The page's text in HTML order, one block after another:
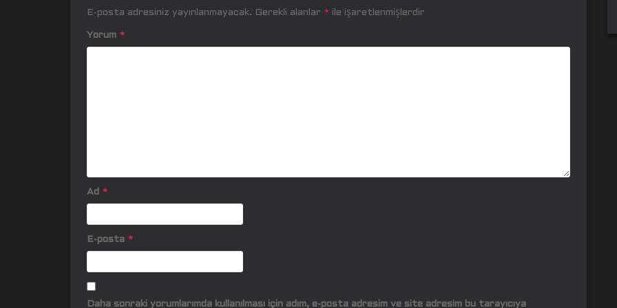
E-posta adresiniz yayınlanmayacak. Gerekli alanlar * ile işaretlenmişlerdir
Yorum *
Ad *
E-posta *
Daha sonraki yorumlarımda kullanılması için adım, e-posta adresim ve site adresim bu tarayıcıya